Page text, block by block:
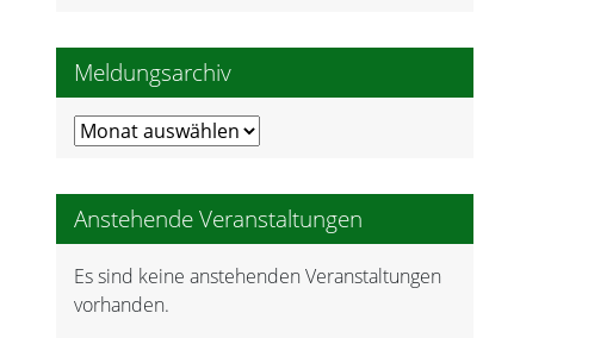
Meldungsarchiv
Meldungsarchiv
Anstehende Veranstaltungen
Hinweis
Es sind keine anstehenden Veranstaltungen
vorhanden.